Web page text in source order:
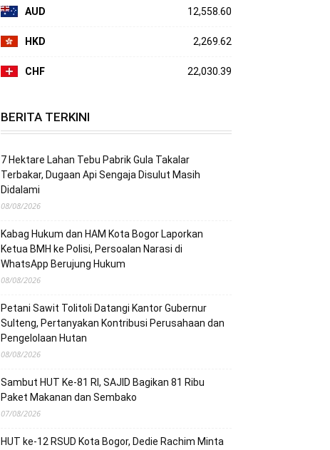
AUD 12,558.60
HKD 2,269.62
CHF 22,030.39
BERITA TERKINI
7 Hektare Lahan Tebu Pabrik Gula Takalar
Terbakar, Dugaan Api Sengaja Disulut Masih
Didalami
08/08/2026
Kabag Hukum dan HAM Kota Bogor Laporkan
Ketua BMH ke Polisi, Persoalan Narasi di
WhatsApp Berujung Hukum
08/08/2026
Petani Sawit Tolitoli Datangi Kantor Gubernur
Sulteng, Pertanyakan Kontribusi Perusahaan dan
Pengelolaan Hutan
08/08/2026
Sambut HUT Ke-81 RI, SAJID Bagikan 81 Ribu
Paket Makanan dan Sembako
07/08/2026
HUT ke-12 RSUD Kota Bogor, Dedie Rachim Minta